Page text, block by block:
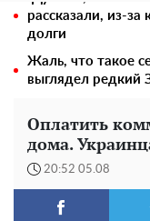
рассказали, из-за
долги
Жаль, что такое
выглядел редкий
Оплатить
дома.
20:52 05.08